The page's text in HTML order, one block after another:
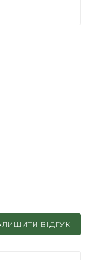
ВІДГУК